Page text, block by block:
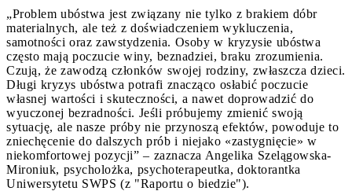
„Problem ubóstwa jest związany nie tylko z brakiem dóbr
materialnych, ale też z doświadczeniem wykluczenia,
samotności oraz zawstydzenia. Osoby w kryzysie ubóstwa
często mają poczucie winy, beznadziei, braku zrozumienia.
Czują, że zawodzą członków swojej rodziny, zwłaszcza dzieci.
Długi kryzys ubóstwa potrafi znacząco osłabić poczucie
własnej wartości i skuteczności, a nawet doprowadzić do
wyuczonej bezradności. Jeśli próbujemy zmienić swoją
sytuację, ale nasze próby nie przynoszą efektów, powoduje to
zniechęcenie do dalszych prób i niejako «zastygnięcie» w
niekomfortowej pozycji” – zaznacza Angelika Szelągowska-
Mironiuk, psycholożka, psychoterapeutka, doktorantka
Uniwersytetu SWPS (z "Raportu o biedzie").